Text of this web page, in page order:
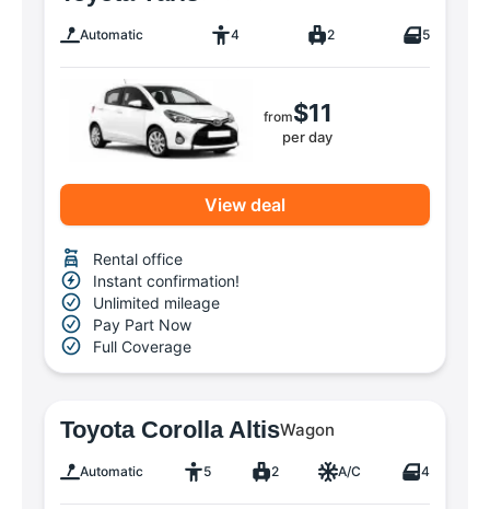
Automatic 4 2 5
from$11
per day
View deal
Rental office
Instant confirmation!
Unlimited mileage
Pay Part Now
Full Coverage
Toyota Corolla AltisWagon
Automatic 5 2 A/C 4